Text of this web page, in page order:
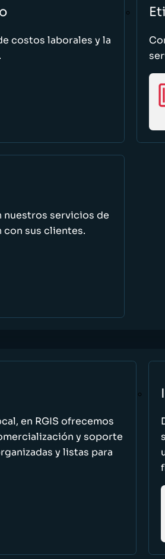
costos laborales y la
nuestros servicios de
con sus clientes.
en RGIS ofrecemos
y soporte
y listas para